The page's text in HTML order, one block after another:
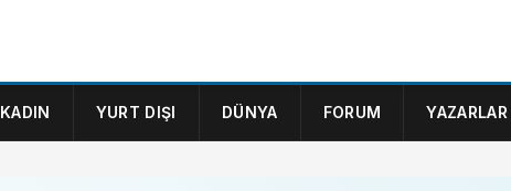
KADIN YURT DIŞI DÜNYA FORUM YAZARLAR